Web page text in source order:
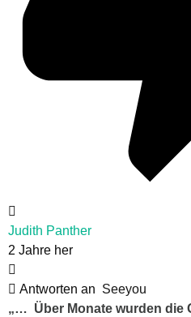
Judith Panther
2 Jahre her
Antworten an Seeyou
„… Über Monate wurden die